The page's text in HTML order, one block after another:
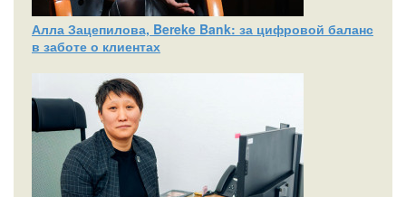
Алла Зацепилова, Bereke Bank: за цифровой баланс
в заботе о клиентах